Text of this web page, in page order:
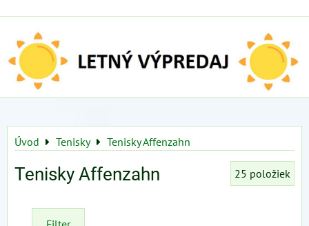
Úvod Tenisky Tenisky Affenzahn
Tenisky Affenzahn 25 položiek